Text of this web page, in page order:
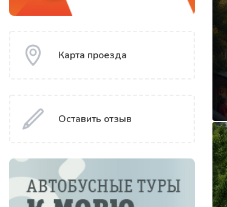
Карта проезда
Оставить отзыв